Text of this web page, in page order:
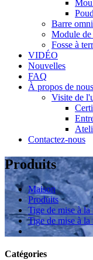
Barre
Module de
Fosse à
VIDÉO
Nouvelles
FAQ
À propos de nous
Visite de
Contactez-nous
Produits
Maison
Produits
Tige de mise à la
Tige de mise à la
Catégories